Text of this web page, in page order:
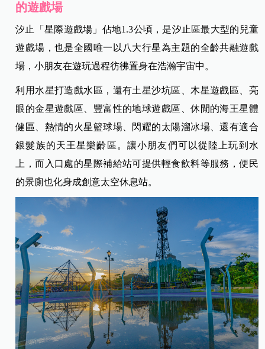
的遊戲場
汐止「星際遊戲場」佔地1.3公頃，是汐止區最大型的兒童
遊戲場，也是全國唯一以八大行星為主題的全齡共融遊戲
場，小朋友在遊玩過程彷彿置身在浩瀚宇宙中。
利用水星打造戲水區，還有土星沙坑區、木星遊戲區、亮
眼的金星遊戲區、豐富性的地球遊戲區、休閒的海王星體
健區、熱情的火星籃球場、閃耀的太陽溜冰場、還有適合
銀髮族的天王星樂齡區。讓小朋友們可以從陸上玩到水
上，而入口處的星際補給站可提供輕食飲料等服務，便民
的景廁也化身成創意太空休息站。